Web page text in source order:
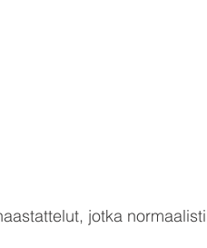
jotka